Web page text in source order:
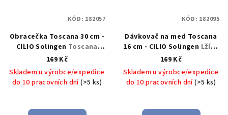
Obracečka Toscana 30 cm -
CILIO Solingen Toscana
Obracečka olivové dřevo 30
cm - CILIO Solingen
169 Kč
Skladem u výrobce/expedice
do 10 pracovních dní(>5 ks)
KÓD: 182057
Dávkovač na med Toscana
16 cm - CILIO Solingen Lžíce
na med Toscana 16 cm -
CILIO Solingen
169 Kč
Skladem u výrobce/expedice
do 10 pracovních dní(>5 ks)
KÓD: 182095